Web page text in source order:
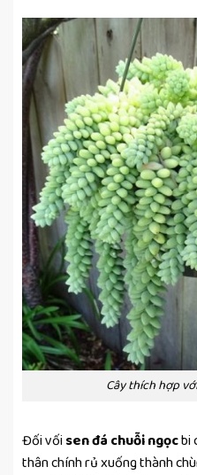
Cây thích hợp
Đối vốisen đá chuỗi ngọcbi
thân chính rủ xuống thành